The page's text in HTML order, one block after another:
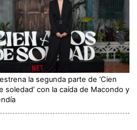
la segunda parte de ‘Cien
soledad’ con la caída de Macondo y